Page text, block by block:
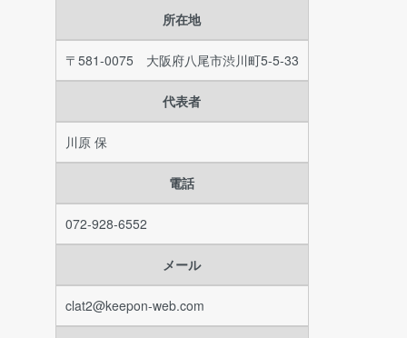
所在地
〒581-0075 大阪府八尾市渋川町5-5-33
代表者
川原 保
電話
072-928-6552
メール
clat2@keepon-web.com